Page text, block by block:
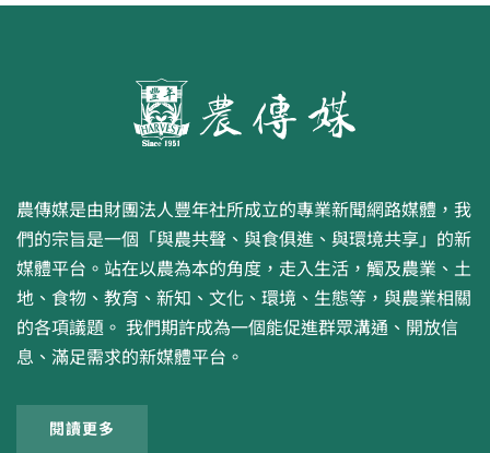
農傳媒是由財團法人豐年社所成立的專業新聞網路媒體，我
們的宗旨是一個「與農共聲、與食俱進、與環境共享」的新
媒體平台。站在以農為本的角度，走入生活，觸及農業、土
地、食物、教育、新知、文化、環境、生態等，與農業相關
的各項議題。 我們期許成為一個能促進群眾溝通、開放信
息、滿足需求的新媒體平台。
閱讀更多